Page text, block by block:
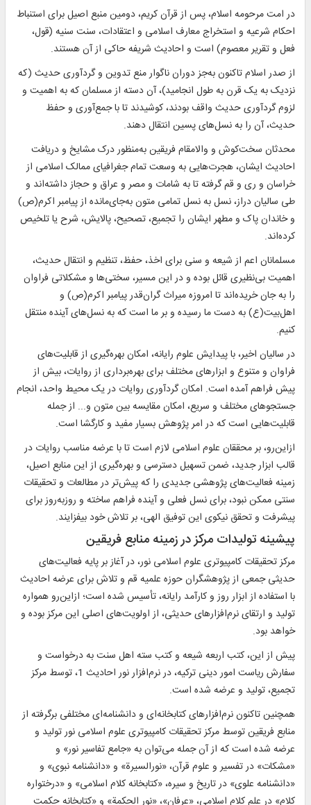
در امت مرحومه اسلام، پس از قرآن کریم، دومین منبع اصیل برای استنباط
احکام شرعیه و استخراج معارف اسلامی و اعتقادات، سنت سنیه (قول،
فعل و تقریر معصوم) است و احادیث شریفه حاکی از آن هستند.
از صدر اسلام تاکنون به‌جز دوران ناگوار منع تدوین و گردآوری حدیث (که
نزدیک به یک قرن به طول انجامید)، آن دسته از مسلمان که به اهمیت و
لزوم گردآوری حدیث واقف بودند، کوشیدند تا با جمع‌آوری و حفظ
حدیث، آن را به نسل‌های پسین انتقال دهند.
محدثان سخت‌کوش و والامقام فریقین به‌منظور درک مشایخ و دریافت
احادیث ایشان، هجرت‌هایی به وسعت تمام جغرافیای ممالک اسلامی از
خراسان و ری و قم گرفته تا به شامات و مصر و عراق و حجاز داشته‌اند و
طی سالیان دراز، نسل به نسل تمامی متون به‌جای‌مانده از پیامبر اکرم(ص)
و خاندان پاک و مطهر ایشان را تجمیع، تصحیح، پالایش، شرح یا تلخیص
کرده‌اند.
مسلمانان اعم از شیعه و سنی برای اخذ، حفظ، تنظیم و انتقال حدیث،
اهمیت بی‌نظیری قائل بوده و در این مسیر، سختی‌ها و مشکلاتی فراوان
را به جان خریده‌اند تا امروزه میراث گران‌قدر پیامبر اکرم(ص) و
اهل‌بیت(ع) به دست ما رسیده و بر ما است که به نسل‌های آینده منتقل
کنیم.
در سالیان اخیر، با پیدایش علوم رایانه، امکان بهره‌گیری از قابلیت‌های
فراوان و متنوع و ابزارهای مختلف برای بهره‌برداری از روایات، بیش از
پیش فراهم آمده است. امکان گردآوری روایات در یک محیط واحد، انجام
جستجوهای مختلف و سریع، امکان مقایسه بین متون و... از جمله
قابلیت‌هایی است که در امر پژوهش بسیار مفید و کارگشا است.
ازاین‌رو، بر محققان علوم اسلامی لازم است تا با عرضه مناسب روایات در
قالب ابزار جدید، ضمن تسهیل دسترسی و بهره‌گیری از این منابع اصیل،
زمینه فعالیت‌های پژوهشی جدیدی را که پیش‌تر در مطالعات و تحقیقات
سنتی ممکن نبود، برای نسل فعلی و آینده فراهم ساخته و روزبه‌روز برای
پیشرفت و تحقق نیکوی این توفیق الهی، بر تلاش خود بیفزایند.
پیشینه تولیدات مرکز در زمینه منابع فریقین
مرکز تحقیقات کامپیوتری علوم اسلامی نور، در آغاز بر پایه فعالیت‌های
حدیثی جمعی از پژوهشگران حوزه علمیه قم و تلاش برای عرضه احادیث
با استفاده از ابزار روز و کارآمد رایانه، تأسیس شده است؛ ازاین‌رو همواره
تولید و ارتقای نرم‌افزارهای حدیثی، از اولویت‌های اصلی این مرکز بوده و
خواهد بود.
پیش از این، کتب اربعه شیعه و کتب سته اهل سنت به درخواست و
سفارش رياست امور دينى تركيه، در نرم‌افزار نور احادیث 1، توسط مرکز
تجمیع، تولید و عرضه شده است.
همچنین تاکنون نرم‌افزارهای کتابخانه‌‎ای و دانشنامه‌ای مختلفی برگرفته از
منابع فریقین توسط مرکز تحقیقات کامپیوتری علوم اسلامی نور تولید و
عرضه شده است که از آن جمله می‌توان به «جامع تفاسیر نور» و
«مشکات» در تفسیر و علوم قرآن، «نورالسیرة» و «دانشنامه نبوی» و
«دانشنامه علوی» در تاریخ و سیره، «کتابخانه کلام اسلامی» و «درختواره